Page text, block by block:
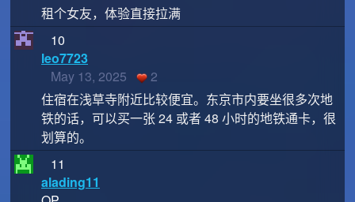
租个女友，体验直接拉满
10
leo7723
May 13, 2025
2
住宿在浅草寺附近比较便宜。东京市内要坐很多次地
铁的话，可以买一张 24 或者 48 小时的地铁通卡，很
划算的。
11
alading11